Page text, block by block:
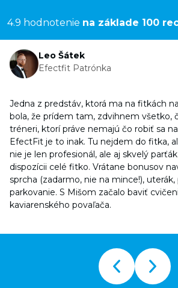
4.9 hodnotenie na základe 100
Leo Šátek
Efectfit Patrónka
Jedna z predstáv, ktorá ma na fitkách
bola, že prídem tam, zdvihnem všetko,
tréneri, ktorí práve nemajú čo robiť sa
EfectFit je to inak. Tu nejdem do fitka,
nie je len profesionál, ale aj skvelý
dispozícii celé fitko. Vrátane bonusov
sprcha (zadarmo, nie na mince!),
parkovanie. S Mišom začalo baviť
kaviarenského povaľača.